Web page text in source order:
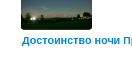
Достоинство ночи